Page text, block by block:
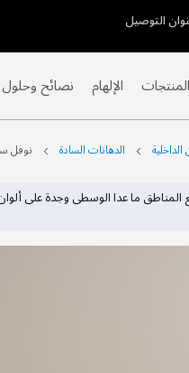
التوصيل
المنتجات الإلهام نصائح وحلول
الدهانات السادة نوفل